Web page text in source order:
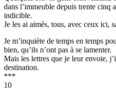
dans l’immeuble depuis trente cinq
indicible.
Je les ai aimés, tous, avec ceux ici,
Je m’inquiète de temps en temps
bien, qu’ils n’ont pas à se lamenter.
Mais les lettres que je leur envoie,
destination.
***
10